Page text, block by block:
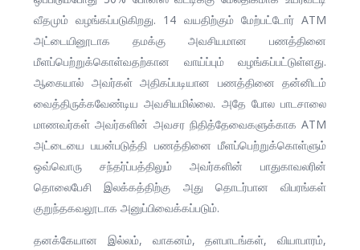
வீதமும் வழங்கப்படுகிறது. 14 வயதிற்கும் மேற்பட்டோர் ATM
அட்டையினூடாக தமக்கு அவசியமான பணத்தினை
மீளப்பெற்றுக்கொள்வதற்கான வாய்ப்பும் வழங்கப்பட்டுள்ளது.
ஆகையால் அவர்கள் அதிகப்படியான பணத்தினை தன்னிடம்
வைத்திருக்கவேண்டிய அவசியமில்லை. அதே போல பாடசாலை
மாணவர்கள் அவர்களின் அவசர நிதித்தேவைகளுக்காக ATM
அட்டையை பயன்படுத்தி பணத்தினை மீளப்பெற்றுக்கொள்ளும்
ஒவ்வொரு சந்தர்ப்பத்திலும் அவர்களின் பாதுகாவலரின்
தொலைபேசி இலக்கத்திற்கு அது தொடர்பான விபரங்கள்
குறுந்தகவலூடாக அனுப்பிவைக்கப்படும்.
தனக்கேயான இல்லம், வாகனம், தளபாடங்கள், வியாபாரம்,